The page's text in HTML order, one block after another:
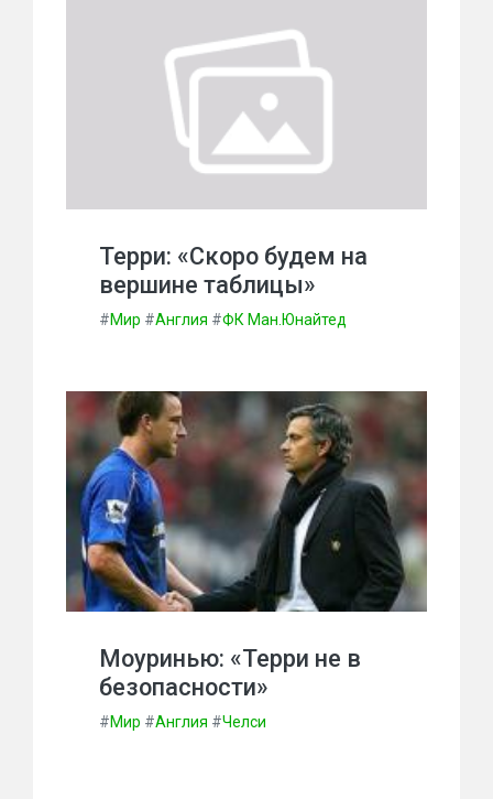
Терри: «Скоро будем на
вершине таблицы»
#Мир #Англия #ФК Ман.Юнайтед
Моуринью: «Терри не в
безопасности»
#Мир #Англия #Челси